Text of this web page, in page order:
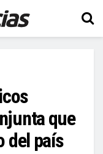
que
del país